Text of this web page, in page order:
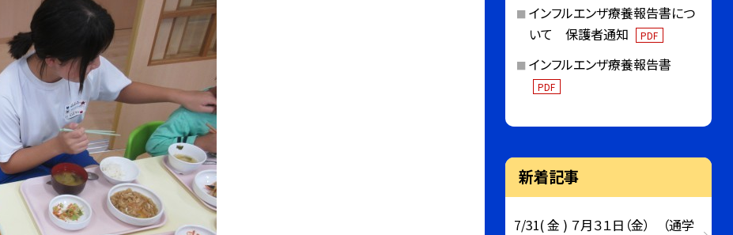
インフルエンザ療養報告書につ
いて 保護者通知
PDF
インフルエンザ療養報告書
PDF
新着記事
7/31( 金 ) ７月３１日（金） （通学